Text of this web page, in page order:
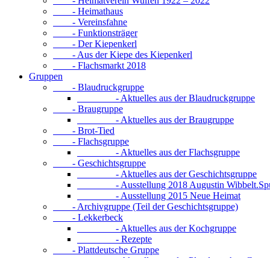
- Heimathaus
- Vereinsfahne
- Funktionsträger
- Der Kiepenkerl
- Aus der Kiepe des Kiepenkerl
- Flachsmarkt 2018
Gruppen
- Blaudruckgruppe
- Aktuelles aus der Blaudruckgruppe
- Braugruppe
- Aktuelles aus der Braugruppe
- Brot-Tied
- Flachsgruppe
- Aktuelles aus der Flachsgruppe
- Geschichtsgruppe
- Aktuelles aus der Geschichtsgruppe
- Ausstellung 2018 Augustin
- Ausstellung 2015 Neue Heimat
- Archivgruppe (Teil der Geschichtsgruppe)
- Lekkerbeck
- Aktuelles aus der Kochgruppe
- Rezepte
- Plattdeutsche Gruppe